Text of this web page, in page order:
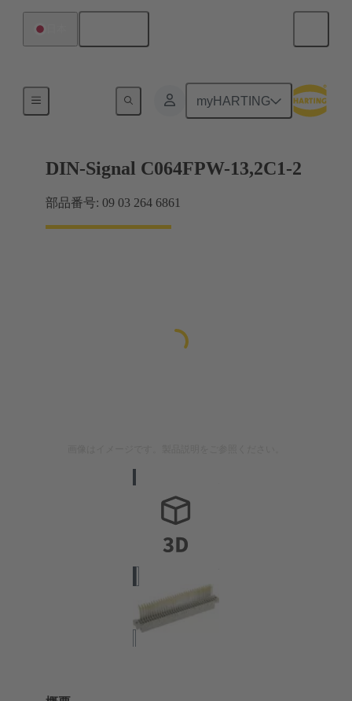
myHARTING
マザーボード ツー ドーターカード接続
DIN-Signal C064FPW-13,2C1-2
部品番号: 09 03 264 6861